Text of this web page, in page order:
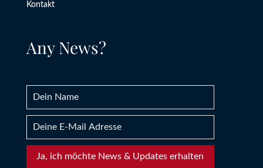
Kontakt
Any News?
Ja, ich möchte News & Updates erhalten